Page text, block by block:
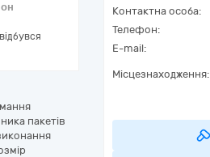
пакетів
Контактна особа:
Телефон:
E-mail:
Місцезнаходження: